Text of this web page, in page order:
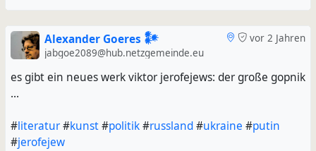
vor 2 Jahren
Alexander Goeres 𒀯
jabgoe2089@hub.netzgemeinde.eu
es gibt ein neues werk viktor jerofejews: der große gopnik
...
#literatur#kunst#politik#russland#ukraine #putin
#jerofejew